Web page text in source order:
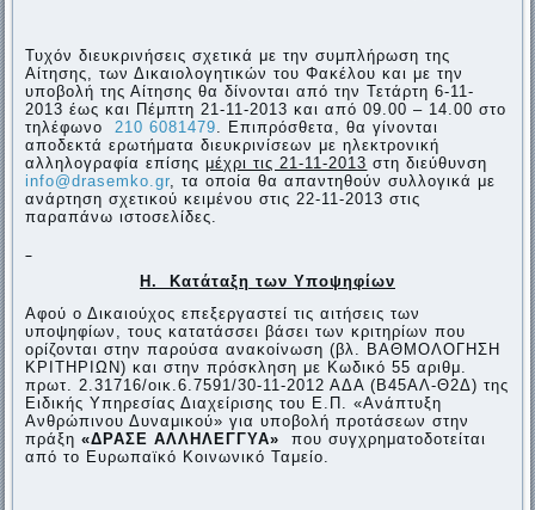
Τυχόν διευκρινήσεις σχετικά με την συμπλήρωση της
Αίτησης, των Δικαιολογητικών του Φακέλου και με την
υποβολή της Αίτησης θα δίνονται από την Τετάρτη 6-11-
2013 έως και Πέμπτη 21-11-2013 και από 09.00 – 14.00 στο
τηλέφωνο 210 6081479 . Επιπρόσθετα, θα γίνονται
αποδεκτά ερωτήματα διευκρινίσεων με ηλεκτρονική
αλληλογραφία επίσηςμέχρι τις 21-11-2013 στη διεύθυνση
info@drasemko.gr , τα οποία θα απαντηθούν συλλογικά με
ανάρτηση σχετικού κειμένου στις 22-11-2013 στις
παραπάνω ιστοσελίδες.
Η. Κατάταξη των Υποψηφίων
Αφού ο Δικαιούχος επεξεργαστεί τις αιτήσεις των
υποψηφίων, τους κατατάσσει βάσει των κριτηρίων που
ορίζονται στην παρούσα ανακοίνωση (βλ. ΒΑΘΜΟΛΟΓΗΣΗ
ΚΡΙΤΗΡΙΩΝ) και στην πρόσκληση με Κωδικό 55 αριθμ.
πρωτ. 2.31716/οικ.6.7591/30-11-2012 ΑΔΑ (Β45ΑΛ-Θ2Δ) της
Ειδικής Υπηρεσίας Διαχείρισης του Ε.Π. «Ανάπτυξη
Ανθρώπινου Δυναμικού» για υποβολή προτάσεων στην
πράξη«ΔΡΑΣΕ ΑΛΛΗΛΕΓΓΥΑ»που συγχρηματοδοτείται
από το Ευρωπαϊκό Κοινωνικό Ταμείο.